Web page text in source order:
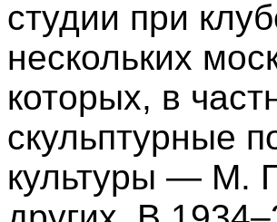
студии при
нескольких
которых, в
скульптурные
культуры — М.